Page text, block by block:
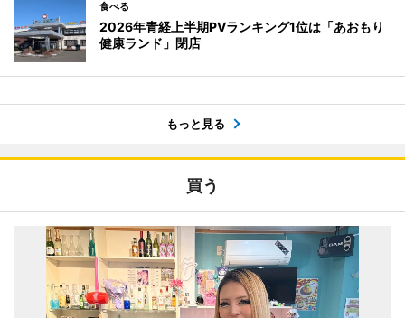
食べる
2026年青経上半期PVランキング1位は「あおもり
健康ランド」閉店
もっと見る
買う